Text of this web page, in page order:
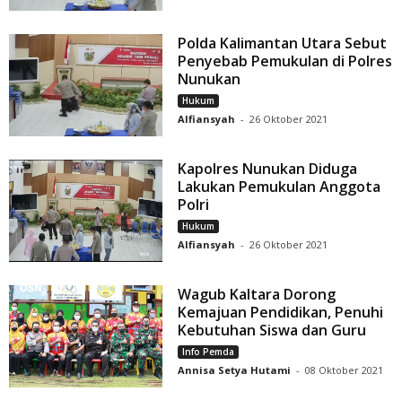
Polda Kalimantan Utara Sebut
Penyebab Pemukulan di Polres
Nunukan
Hukum
Alfiansyah - 26 Oktober 2021
Kapolres Nunukan Diduga
Lakukan Pemukulan Anggota
Polri
Hukum
Alfiansyah - 26 Oktober 2021
Wagub Kaltara Dorong
Kemajuan Pendidikan, Penuhi
Kebutuhan Siswa dan Guru
Info Pemda
Annisa Setya Hutami - 08 Oktober 2021